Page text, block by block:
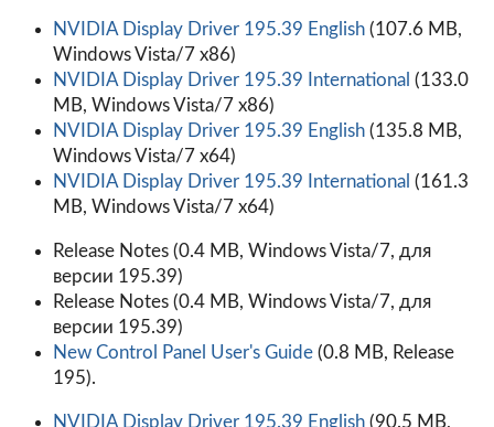
NVIDIA Display Driver 195.39 English(107.6 MB,
Windows Vista/7 x86)
NVIDIA Display Driver 195.39 International (133.0
MB, Windows Vista/7 x86)
NVIDIA Display Driver 195.39 English(135.8 MB,
Windows Vista/7 x64)
NVIDIA Display Driver 195.39 International (161.3
MB, Windows Vista/7 x64)
Release Notes(0.4 MB, Windows Vista/7, для
версии 195.39)
Release Notes(0.4 MB, Windows Vista/7, для
версии 195.39)
New Control Panel User's Guide(0.8 MB, Release
195).
NVIDIA Display Driver 195.39 English(90.5 MB,